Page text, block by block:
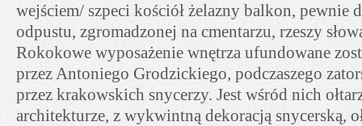
wejściem/ szpeci kościół żelazny balkon, pewnie
odpustu, zgromadzonej na cmentarzu, rzeszy
Rokokowe wyposażenie wnętrza ufundowane
przez Antoniego Grodzickiego, podczaszego
przez krakowskich snycerzy. Jest wśród nich
architekturze, z wykwintną dekoracją snycerską,